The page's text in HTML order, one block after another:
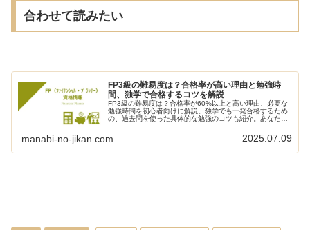
合わせて読みたい
FP3級の難易度は？合格率が高い理由と勉強時
間、独学で合格するコツを解説
FP3級の難易度は？合格率が60%以上と高い理由、必要な
勉強時間を初心者向けに解説。独学でも一発合格するため
の、過去問を使った具体的な勉強のコツも紹介。あなたも
manabi-no-jikan.com 2025.07.09